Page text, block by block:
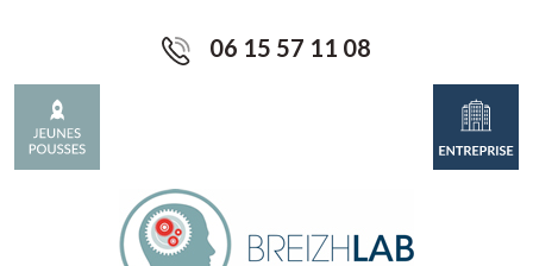
06 15 57 11 08